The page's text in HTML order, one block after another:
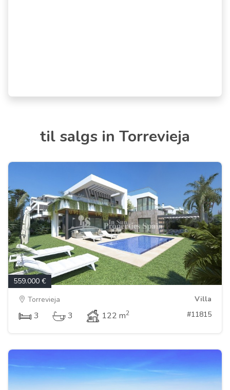
til salgs in Torrevieja
559.000 €
Torrevieja
Villa
3 3 122 m2 #11815